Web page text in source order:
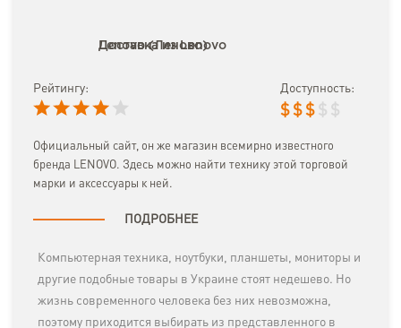
Доставка из Lenovo
Рейтингу: Доступность:
$ $ $ $ $
Официальный сайт, он же магазин всемирно известного
бренда LENOVO. Здесь можно найти технику этой торговой
марки и аксессуары к ней.
ПОДРОБНЕЕ
Lenovo (Леново)
Компьютерная техника, ноутбуки, планшеты, мониторы и
другие подобные товары в Украине стоят недешево. Но
жизнь современного человека без них невозможна,
поэтому приходится выбирать из представленного в